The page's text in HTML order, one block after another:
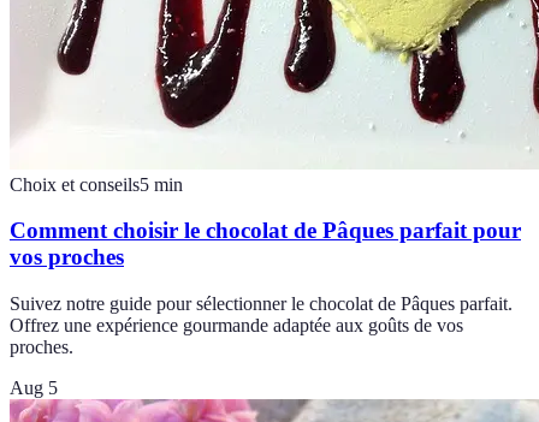
Choix et conseils5 min
Comment choisir le chocolat de Pâques parfait pour
vos proches
Suivez notre guide pour sélectionner le chocolat de Pâques parfait.
Offrez une expérience gourmande adaptée aux goûts de vos
proches.
Aug 5